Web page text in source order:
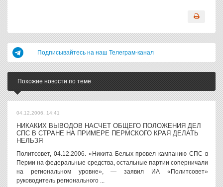
Подписывайтесь на наш Телеграм-канал
Похожие новости по теме
04.12.2006, 14:41
НИКАКИХ ВЫВОДОВ НАСЧЕТ ОБЩЕГО ПОЛОЖЕНИЯ ДЕЛ
СПС В СТРАНЕ НА ПРИМЕРЕ ПЕРМСКОГО КРАЯ ДЕЛАТЬ
НЕЛЬЗЯ
Политсовет, 04.12.2006. «Никита Белых провел кампанию СПС в
Перми на федеральные средства, остальные партии соперничали
на региональном уровне», — заявил ИА «Политсовет»
руководитель регионального ...